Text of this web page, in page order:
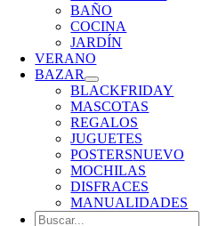
BAÑO
COCINA
JARDÍN
VERANO
BAZAR
BLACKFRIDAY
MASCOTAS
REGALOS
JUGUETES
POSTERSNUEVO
MOCHILAS
DISFRACES
MANUALIDADES
Buscar: